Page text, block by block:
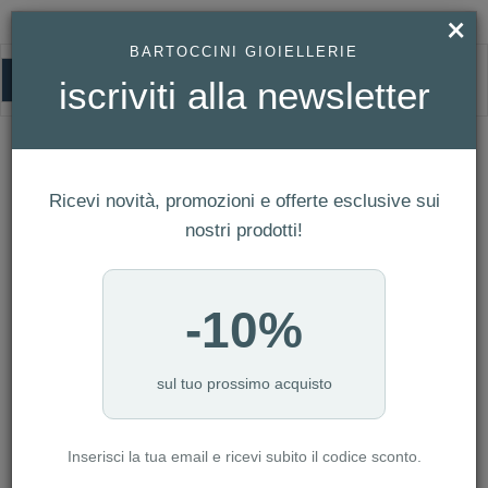
HOMEPAGE OROLOGIO SMARTWATCH SMARTY 2.0 REF. SW039A
Orologio Smartwatch Smarty 2.0 Ref.
SW039A
×
BARTOCCINI GIOIELLERIE
iscriviti alla newsletter
Ricevi novità, promozioni e offerte esclusive sui
nostri prodotti!
-10%
sul tuo prossimo acquisto
Inserisci la tua email e ricevi subito il codice sconto.